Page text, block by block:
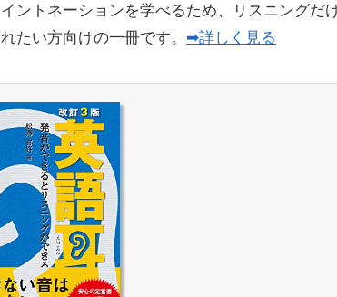
ントネーションを学べるため、リスニングだ
たい方向けの一冊です。 ➡詳しく見る